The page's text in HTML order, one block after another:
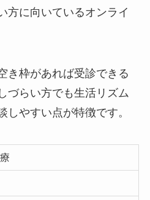
方に向いているオンライ
き枠があれば受診できる
づらい方でも生活リズム
しやすい点が特徴です。